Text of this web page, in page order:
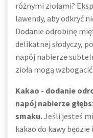
różnymi ziołami?
lawendy, aby odkryć
Dodanie odrobinę
delikatnej słodyczy,
napój nabierze
zioła mogą
Kakao - dodanie
napój nabierze
smaku.Jeśli jesteś
kakao do kawy